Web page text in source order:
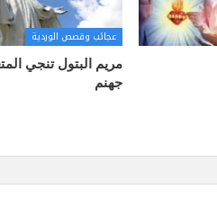
عجائب وقصص الوردية
مريم البتول تنجي
جهنم